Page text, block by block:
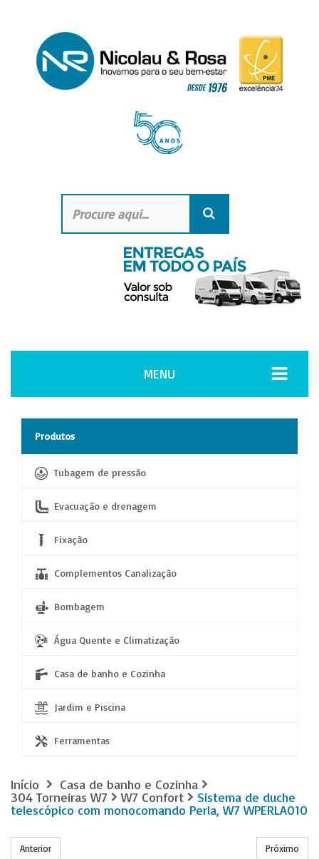
MENU
Produtos
Tubagem de pressão
Evacuação e drenagem
Fixação
Complementos Canalização
Bombagem
Água Quente e Climatização
Casa de banho e Cozinha
Jardim e Piscina
Ferramentas
Início
Casa de banho e Cozinha
304 Torneiras W7
W7 Confort
Sistema de duche
telescópico com monocomando Perla, W7 WPERLA010
Anterior Próximo